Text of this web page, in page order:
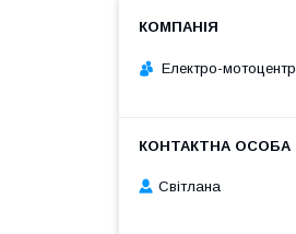
Електро-мотоцентр
Світлана